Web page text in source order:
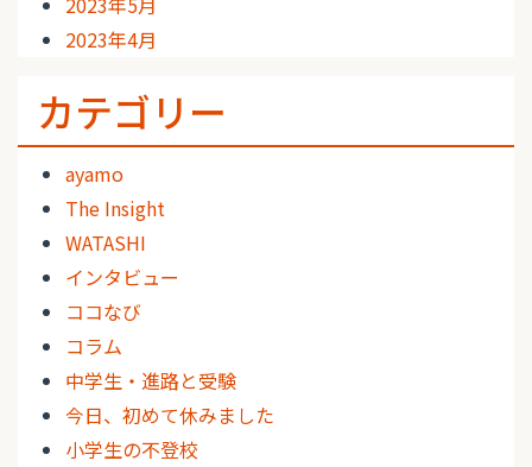
2023年4月
カテゴリー
ayamo
The Insight
WATASHI
インタビュー
ココなび
コラム
中学生・進路と受験
今日、初めて休みました
小学生の不登校